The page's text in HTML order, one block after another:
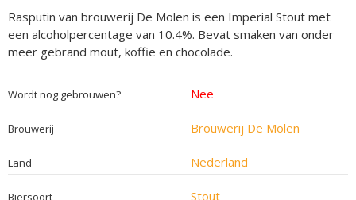
Rasputin van brouwerij De Molen is een Imperial Stout met
een alcoholpercentage van 10.4%. Bevat smaken van onder
meer gebrand mout, koffie en chocolade.
Wordt nog gebrouwen? Nee
Brouwerij Brouwerij De Molen
Land Nederland
Biersoort Stout